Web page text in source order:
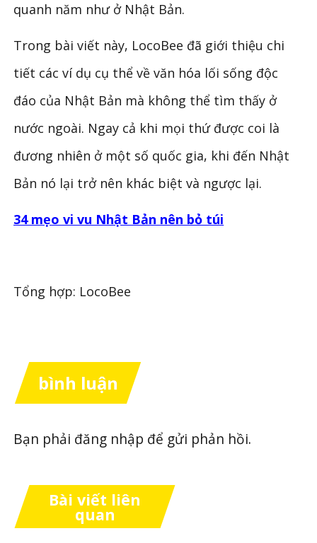
quanh năm như ở Nhật Bản.
Trong bài viết này, LocoBee đã giới thiệu chi
tiết các ví dụ cụ thể về văn hóa lối sống độc
đáo của Nhật Bản mà không thể tìm thấy ở
nước ngoài. Ngay cả khi mọi thứ được coi là
đương nhiên ở một số quốc gia, khi đến Nhật
Bản nó lại trở nên khác biệt và ngược lại.
34 mẹo vi vu Nhật Bản nên bỏ túi
Tổng hợp: LocoBee
bình luận
Bạn phải đăng nhập để gửi phản hồi.
Bài viết liên
quan